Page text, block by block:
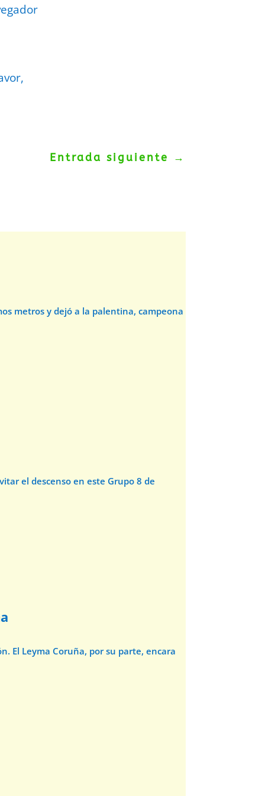
Entrada siguiente →
metros y dejó a la palentina, campeona
el descenso en este Grupo 8 de
El Leyma Coruña, por su parte, encara